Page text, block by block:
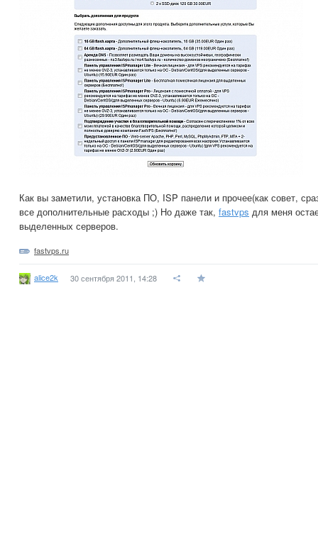
Как вы заметили, установка ПО, ISP панели и прочее(как совет,
все дополнительные расходы ;) Но даже так, fastvps для меня
выделенных серверов.
fastvps.ru
alice2k 30 сентября 2011, 14:28